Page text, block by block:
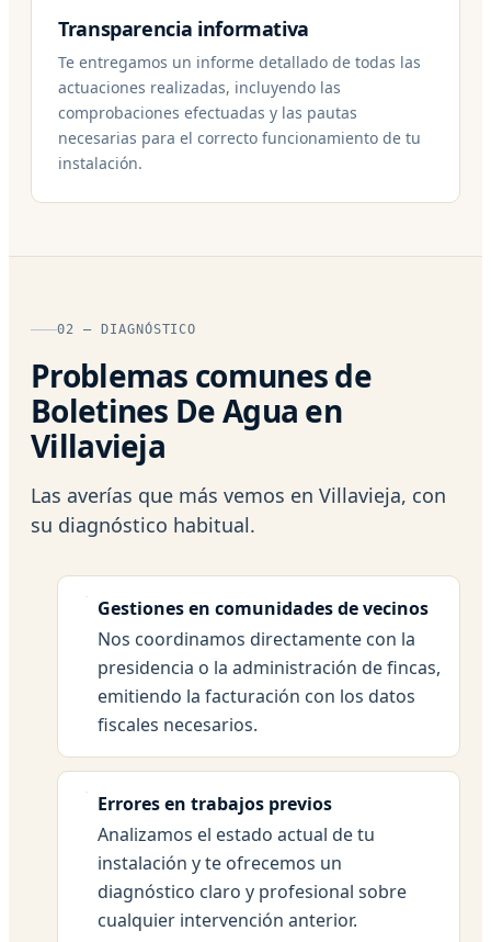
Transparencia informativa
Te entregamos un informe detallado de todas las
actuaciones realizadas, incluyendo las
comprobaciones efectuadas y las pautas
necesarias para el correcto funcionamiento de tu
instalación.
02 — DIAGNÓSTICO
Problemas comunes de
Boletines De Agua en
Villavieja
Las averías que más vemos en Villavieja, con
su diagnóstico habitual.
Gestiones en comunidades de vecinos
Nos coordinamos directamente con la
presidencia o la administración de fincas,
emitiendo la facturación con los datos
fiscales necesarios.
Errores en trabajos previos
Analizamos el estado actual de tu
instalación y te ofrecemos un
diagnóstico claro y profesional sobre
cualquier intervención anterior.